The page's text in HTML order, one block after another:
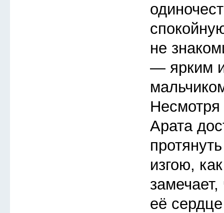
не
— ярким
Несмотря
Арата
изгою,
замечает,
её